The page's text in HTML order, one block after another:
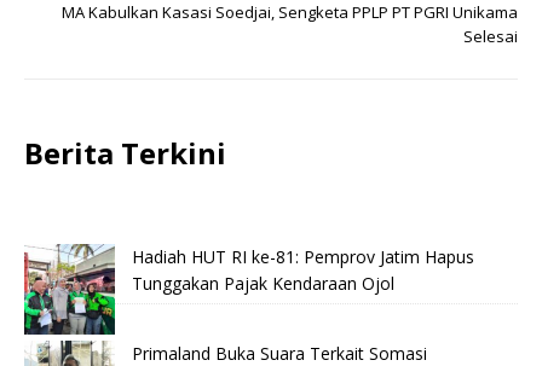
MA Kabulkan Kasasi Soedjai, Sengketa PPLP PT PGRI Unikama
Selesai
Berita Terkini
Hadiah HUT RI ke-81: Pemprov Jatim Hapus
Tunggakan Pajak Kendaraan Ojol
Primaland Buka Suara Terkait Somasi